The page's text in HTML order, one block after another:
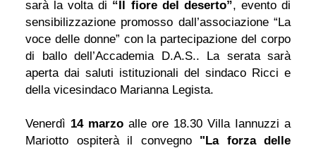
sarà la volta di “Il fiore del deserto”, evento di
sensibilizzazione promosso dall’associazione “La
voce delle donne” con la partecipazione del corpo
di ballo dell’Accademia D.A.S.. La serata sarà
aperta dai saluti istituzionali del sindaco Ricci e
della vicesindaco Marianna Legista.
Venerdì 14 marzo alle ore 18.30 Villa Iannuzzi a
Mariotto ospiterà il convegno "La forza delle